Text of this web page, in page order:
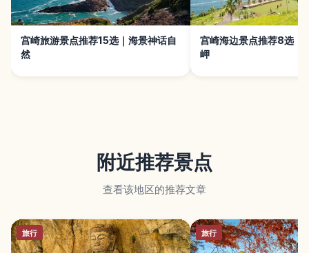
宫崎旅游景点推荐15选｜海景神话自
然
宫崎海边景点推荐8选｜
岬
附近推荐景点
查看该地区的推荐文章
旅行 旅行